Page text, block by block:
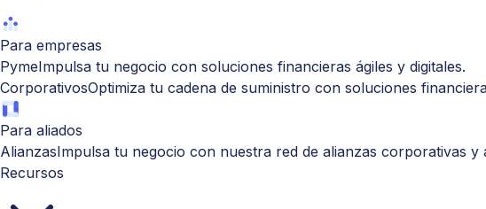
Para empresas
PymeImpulsa tu negocio con soluciones financieras ágiles y digitales.
CorporativosOptimiza tu cadena de suministro con soluciones
Para aliados
AlianzasImpulsa tu negocio con nuestra red de alianzas corporativas y
Recursos